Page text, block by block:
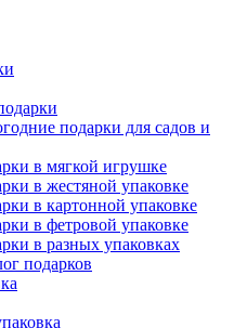
подарки для садов и
в мягкой игрушке
в жестяной упаковке
в картонной упаковке
в фетровой упаковке
в разных упаковках
подарков